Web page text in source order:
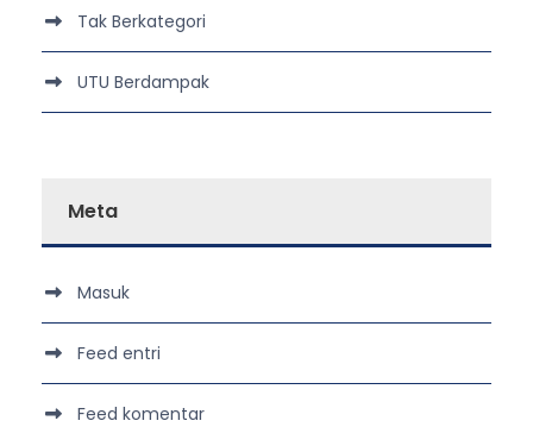
Tak Berkategori
UTU Berdampak
Meta
Masuk
Feed entri
Feed komentar